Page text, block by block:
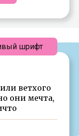
ветхого
они мечта,
шрифт